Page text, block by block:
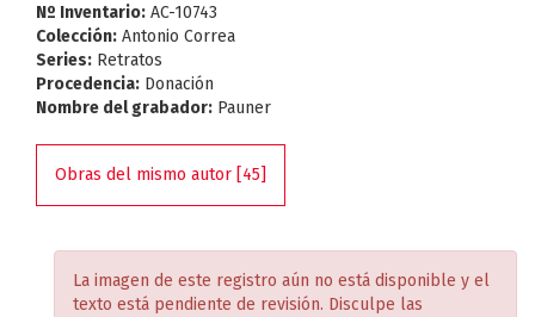
Nº Inventario: AC-10743
Colección: Antonio Correa
Series: Retratos
Procedencia: Donación
Nombre del grabador: Pauner
Obras del mismo autor [45]
La imagen de este registro aún no está disponible y el
texto está pendiente de revisión. Disculpe las